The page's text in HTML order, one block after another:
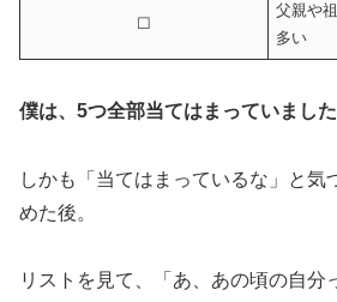
☐
父親や
多い
僕は、5つ全部当てはまっていました
しかも「当てはまっているな」と気
めた後。
リストを見て、「あ、あの頃の自分